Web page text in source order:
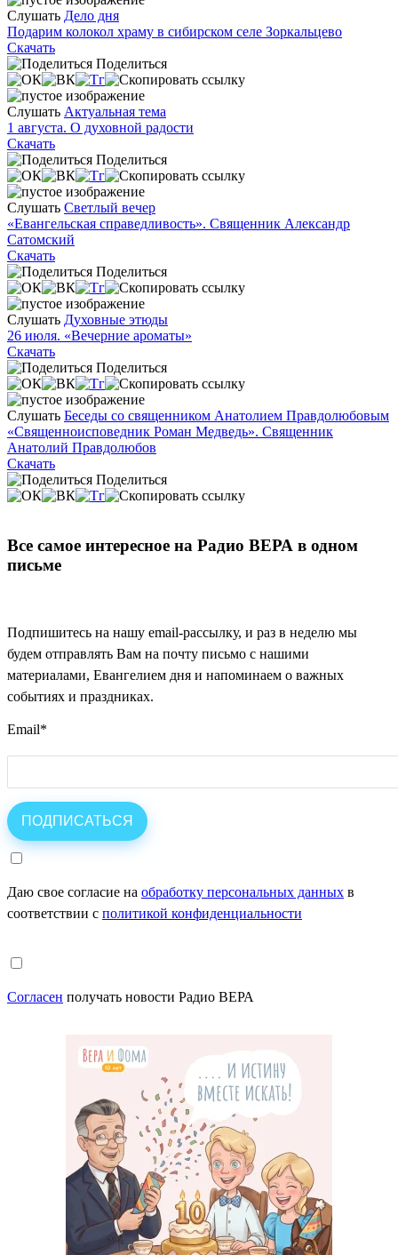
Слушать Дело дня
Подарим колокол храму в сибирском селе Зоркальцево
Скачать
Поделиться
Слушать Актуальная тема
1 августа. О духовной радости
Скачать
Поделиться
Слушать Светлый вечер
«Евангельская справедливость». Священник Александр
Сатомский
Скачать
Поделиться
Слушать Духовные этюды
26 июля. «Вечерние ароматы»
Скачать
Поделиться
Слушать Беседы со священником Анатолием Правдолюбовым
«Священноисповедник Роман Медведь». Священник
Анатолий Правдолюбов
Скачать
Поделиться
Все самое интересное на Радио ВЕРА в одном
письме
Подпишитесь на нашу email-рассылку, и раз в неделю мы
будем отправлять Вам на почту письмо с нашими
материалами, Евангелием дня и напоминаем о важных
событиях и праздниках.
Email*
Даю свое согласие на обработку персональных данных в
соответствии с политикой конфиденциальности
Согласен получать новости Радио ВЕРА